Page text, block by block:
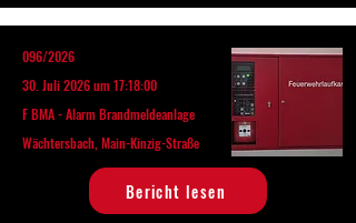
096/2026
30. Juli 2026 um 17:18:00
F BMA - Alarm Brandmeldeanlage
Wächtersbach, Main-Kinzig-Straße
Bericht lesen